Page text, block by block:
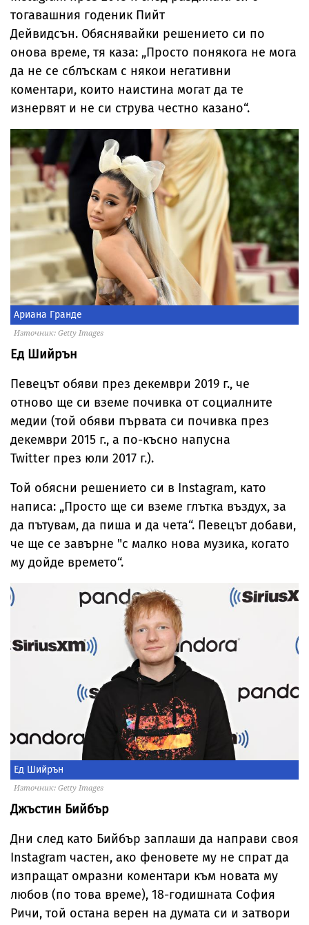
тогавашния годеник Пийт
Дейвидсън. Обяснявайки решението си по
онова време, тя каза: „Просто понякога не мога
да не се сблъскам с някои негативни
коментари, които наистина могат да те
изнервят и не си струва честно казано“.
Ариана Гранде
Източник: Getty Images
Ед Шийрън
Певецът обяви през декември 2019 г., че
отново ще си вземе почивка от социалните
медии (той обяви първата си почивка през
декември 2015 г., а по-късно напусна
Twitter през юли 2017 г.).
Той обясни решението си в Instagram, като
написа: „Просто ще си вземе глътка въздух, за
да пътувам, да пиша и да чета“. Певецът добави,
че ще се завърне "с малко нова музика, когато
му дойде времето“.
Ед Шийрън
Източник: Getty Images
Джъстин Бийбър
Дни след като Бийбър заплаши да направи своя
Instagram частен, ако феновете му не спрат да
изпращат омразни коментари към новата му
любов (по това време), 18-годишната София
Ричи, той остана верен на думата си и затвори